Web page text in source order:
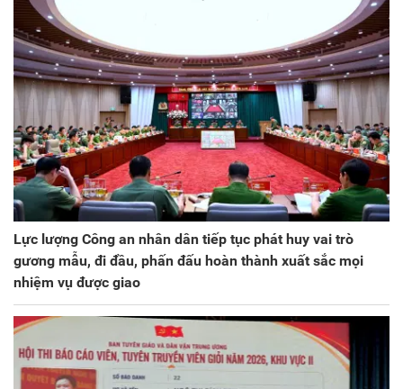
Lực lượng Công an nhân dân tiếp tục phát huy vai trò
gương mẫu, đi đầu, phấn đấu hoàn thành xuất sắc mọi
nhiệm vụ được giao